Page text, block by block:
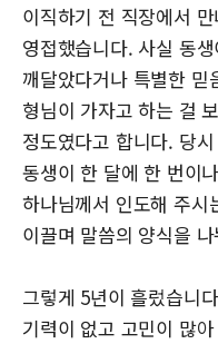
이직하기 전 직장에서
영접했습니다. 사실 동
깨달았다거나 특별한 믿
형님이 가자고 하는 걸
정도였다고 합니다. 당
동생이 한 달에 한 번이
하나님께서 인도해 주시
이끌며 말씀의 양식을
그렇게 5년이 흘렀습니
기력이 없고 고민이 많